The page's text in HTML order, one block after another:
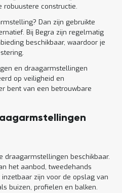
constructie.
Dan zijn gebruikte
Bij Begra zijn regelmatig
beschikbaar, waardoor je
en draagarmstellingen
op veiligheid en
bent van een betrouwbare
draagarmstellingen beschikbaar.
het aanbod, tweedehands
zijn voor de opslag van
buizen, profielen en balken.